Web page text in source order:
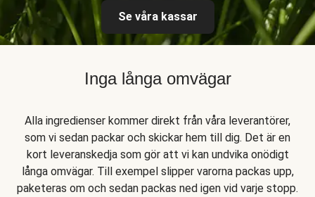
Se våra kassar
Inga långa omvägar
Alla ingredienser kommer direkt från våra leverantörer,
som vi sedan packar och skickar hem till dig. Det är en
kort leveranskedja som gör att vi kan undvika onödigt
långa omvägar. Till exempel slipper varorna packas upp,
paketeras om och sedan packas ned igen vid varje stopp.